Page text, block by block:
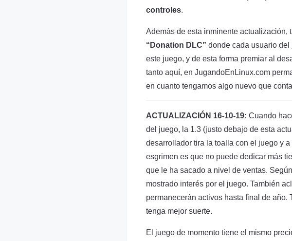
controles.
Además de esta inminente actualización,
“Donation DLC” donde cada usuario
este juego, y de esta forma premiar al
tanto aquí, en JugandoEnLinux.com
en cuanto tengamos algo nuevo que
ACTUALIZACIÓN 16-10-19: Cuando
del juego, la 1.3 (justo debajo de esta
desarrollador tira la toalla con el juego y
esgrimen es que no puede dedicar más
que le ha sacado a nivel de ventas.
mostrado interés por el juego. También
permanecerán activos hasta final de
tenga mejor suerte.
El juego de momento tiene el mismo